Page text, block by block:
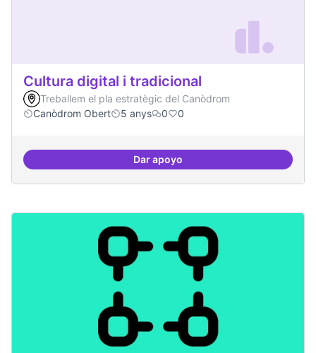
Cultura digital i tradicional
Treballem el pla estratègic del Canòdrom
Canòdrom Obert
5 anys 0 0
Dar apoyoCultura digital i tradicional